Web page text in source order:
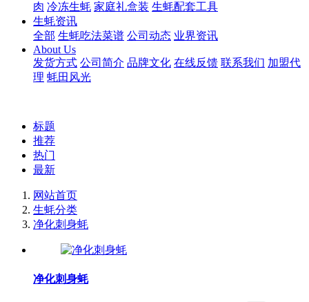
肉 冷冻生蚝 家庭礼盒装 生蚝配套工具
生蚝资讯
全部 生蚝吃法菜谱 公司动态 业界资讯
About Us
发货方式 公司简介 品牌文化 在线反馈 联系我们 加盟代
理 蚝田风光
标题
推荐
热门
最新
网站首页
生蚝分类
净化刺身蚝
净化刺身蚝